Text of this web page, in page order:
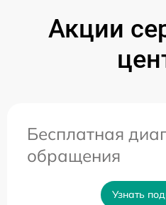
Акции
Бесплатная
обращения
Узнать